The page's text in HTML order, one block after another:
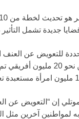
جديدة تشمل
للتعويض عن العنف
“النساء تمثل حوالي
إن “التعويض عن
آخرين مثل